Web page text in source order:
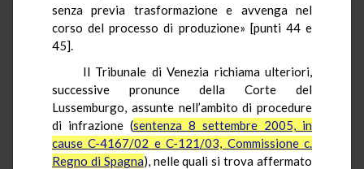
senza previa trasformazione e avvenga nel
corso del processo di produzione» [punti 44 e
45].
Il Tribunale di Venezia richiama ulteriori,
successive pronunce della Corte del
Lussemburgo, assunte nell’ambito di procedure
di infrazione (sentenza 8 settembre 2005, in
cause C-4167/02 e C-121/03, Commissione c.
Regno di Spagna), nelle quali si trova affermato